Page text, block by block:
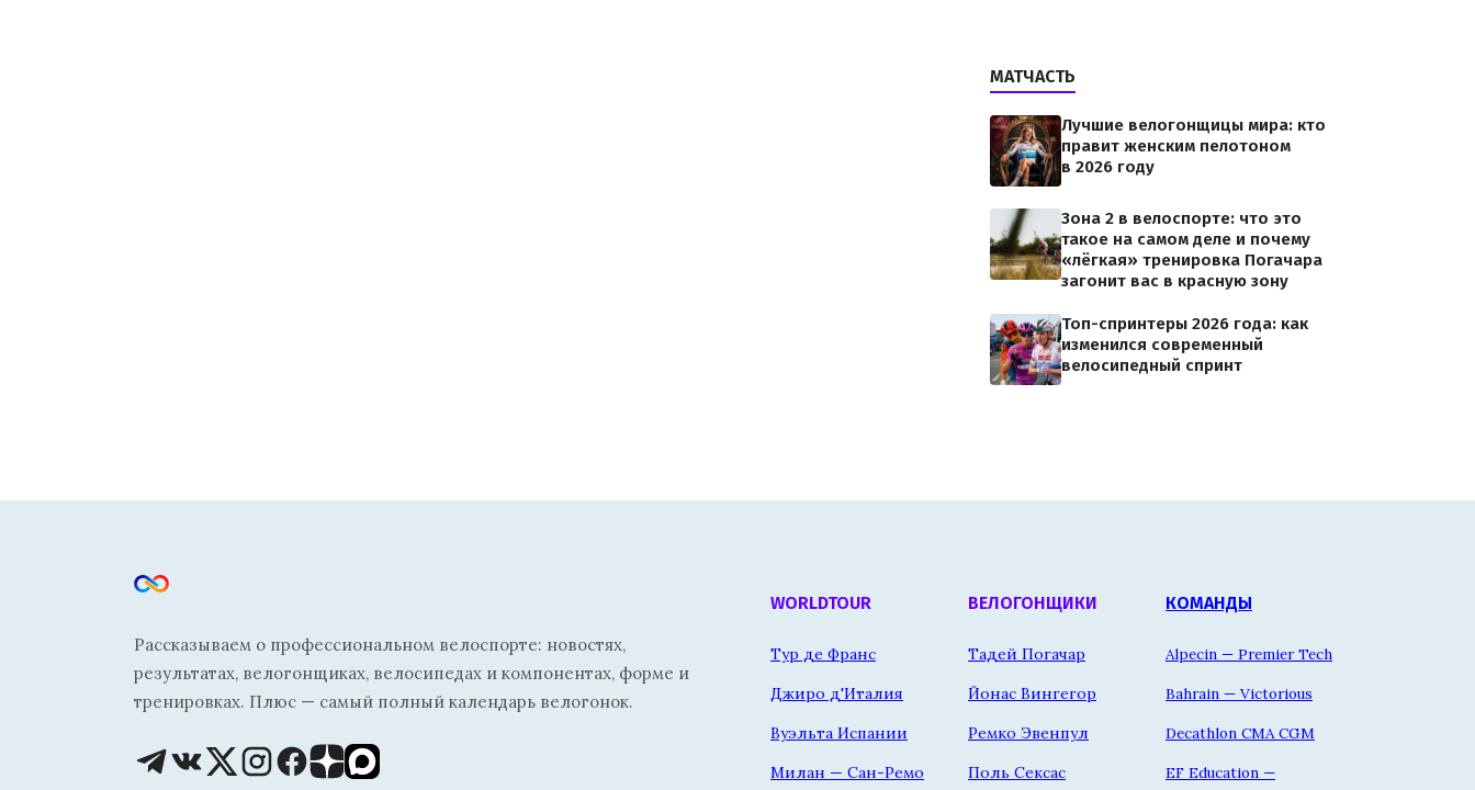
МАТЧАСТЬ
Лучшие велогонщицы мира: кто
правит женским пелотоном
в 2026 году
Зона 2 в велоспорте: что это
такое на самом деле и почему
«лёгкая» тренировка Погачара
загонит вас в красную зону
Топ-спринтеры 2026 года: как
изменился современный
велосипедный спринт
Рассказываем о профессиональном велоспорте: новостях,
результатах, велогонщиках, велосипедах и компонентах, форме и
тренировках. Плюс — самый полный календарь велогонок.
WORLDTOUR
Тур де Франс
Джиро д'Италия
Вуэльта Испании
Милан — Сан-Ремо
ВЕЛОГОНЩИКИ
Тадей Погачар
Йонас Вингегор
Ремко Эвенпул
Поль Сексас
КОМАНДЫ
Alpecin — Premier Tech
Bahrain — Victorious
Decathlon CMA CGM
EF Education —